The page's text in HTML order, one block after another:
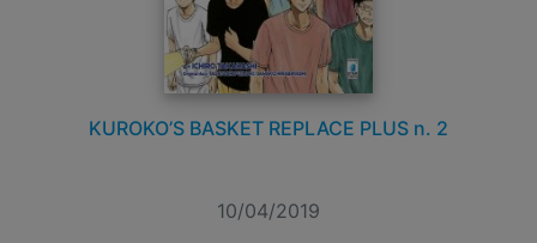
KUROKO’S BASKET REPLACE PLUS n. 2
10/04/2019